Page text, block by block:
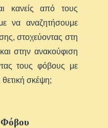
κανείς από τους
να αναζητήσουμε
στοχεύοντας στη
στην ανακούφιση
τους φόβους με
θετική σκέψη;
Φόβου